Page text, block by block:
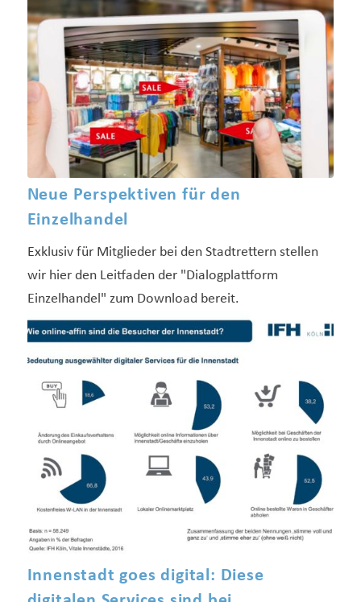
Neue Perspektiven für den
Einzelhandel
Exklusiv für Mitglieder bei den Stadtrettern stellen
wir hier den Leitfaden der "Dialogplattform
Einzelhandel" zum Download bereit.
Innenstadt goes digital: Diese